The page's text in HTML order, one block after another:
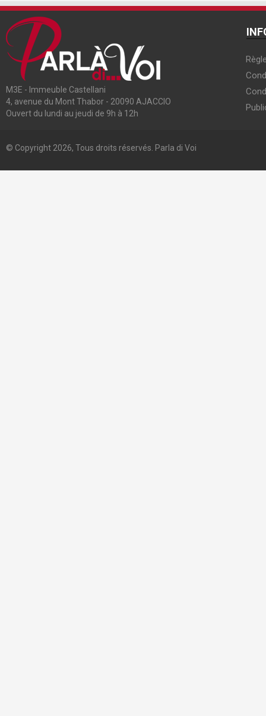
M3E - Immeuble Castellani
4, avenue du Mont Thabor - 20090 AJACCIO
Ouvert du lundi au jeudi de 9h à 12h
© Copyright 2026, Tous droits réservés. Parla di Voi